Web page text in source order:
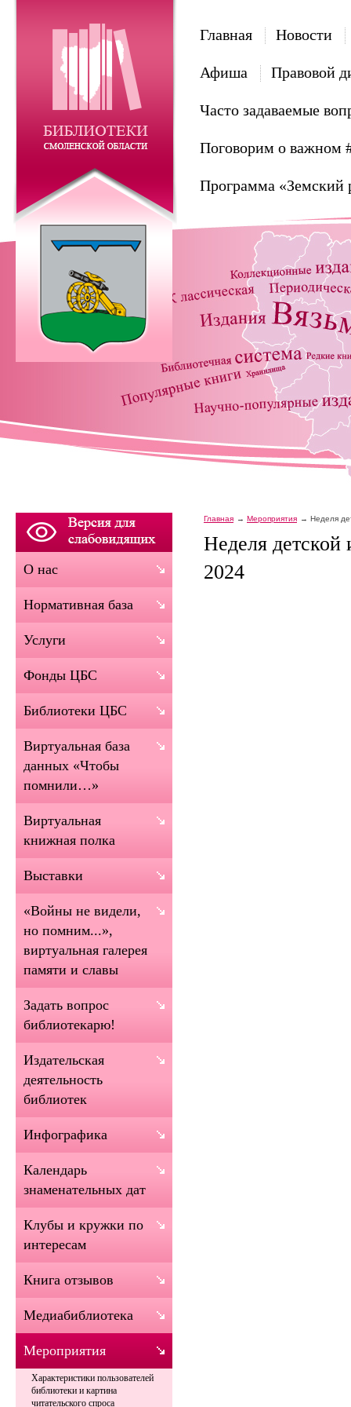
Главная Новости
Афиша Правовой
Часто задаваемые
Поговорим о важном
Программа «Земский
Главная Мероприятия Неделя
Неделя
2024
О нас
Нормативная база
Услуги
Фонды ЦБС
Библиотеки ЦБС
Виртуальная база
данных «Чтобы
помнили…»
Виртуальная
книжная полка
Выставки
«Войны не видели,
но помним...»,
виртуальная галерея
памяти и славы
Задать вопрос
библиотекарю!
Издательская
деятельность
библиотек
Инфографика
Календарь
знаменательных дат
Клубы и кружки по
интересам
Книга отзывов
Медиабиблиотека
Мероприятия
Характеристики пользователей
библиотеки и картина
читательского спроса